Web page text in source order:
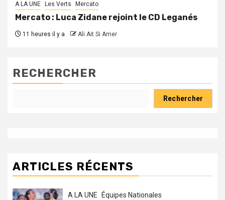
A LA UNE Les Verts Mercato
Mercato : Luca Zidane rejoint le CD Leganés
11 heures il y a Ali Ait Si Amer
RECHERCHER
Rechercher
ARTICLES RÉCENTS
A LA UNE Équipes Nationales